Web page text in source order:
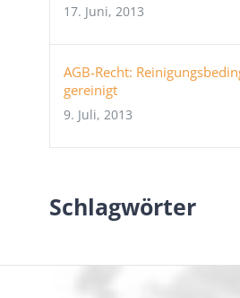
17. Juni, 2013
AGB-Recht:
gereinigt
9. Juli, 2013
Schlagwörter